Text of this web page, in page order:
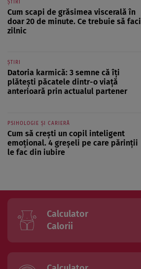
ȘTIRI
Cum scapi de grăsimea viscerală în
doar 20 de minute. Ce trebuie să faci
zilnic
ȘTIRI
Datoria karmică: 3 semne că îți
plătești păcatele dintr-o viață
anterioară prin actualul partener
PSIHOLOGIE ȘI CARIERĂ
Cum să crești un copil inteligent
emoțional. 4 greșeli pe care părinții
le fac din iubire
Calculator
Calorii